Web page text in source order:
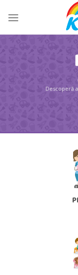
Descoperă